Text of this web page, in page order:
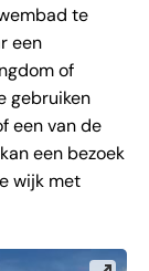
te
een
of
gebruiken
een van de
een bezoek
wijk met